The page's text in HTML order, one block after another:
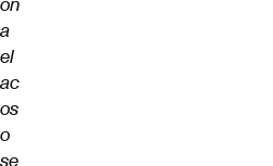
a
el
ac
os
o
se